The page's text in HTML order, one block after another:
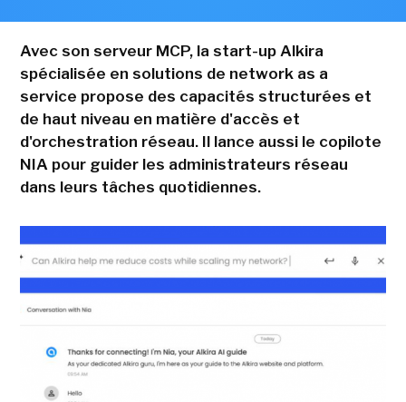
Avec son serveur MCP, la start-up Alkira
spécialisée en solutions de network as a
service propose des capacités structurées et
de haut niveau en matière d'accès et
d'orchestration réseau. Il lance aussi le copilote
NIA pour guider les administrateurs réseau
dans leurs tâches quotidiennes.